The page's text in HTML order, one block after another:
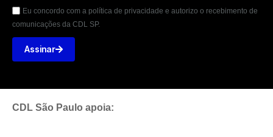
Eu concordo com a política de privacidade e autorizo o recebimento de
comunicações da CDL SP.
Assinar
CDL São Paulo apoia: